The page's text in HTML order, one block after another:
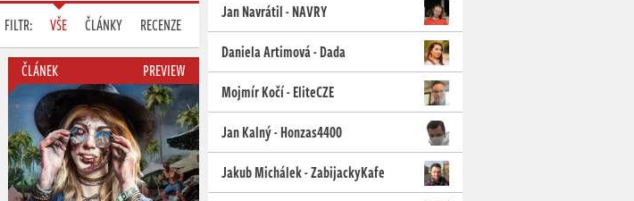
FILTR: VŠE ČLÁNKY RECENZE
ČLÁNEK PREVIEW
Jan Navrátil - NAVRY
Daniela Artimová - Dada
Mojmír Kočí - EliteCZE
Jan Kalný - Honzas4400
Jakub Michálek - ZabijackyKafe